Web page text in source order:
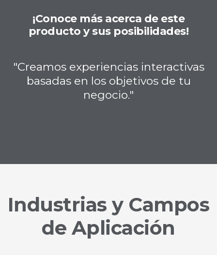
¡Conoce más acerca de este
producto y sus posibilidades!
"Creamos experiencias interactivas
basadas en los objetivos de tu
negocio."
Industrias y Campos
de Aplicación